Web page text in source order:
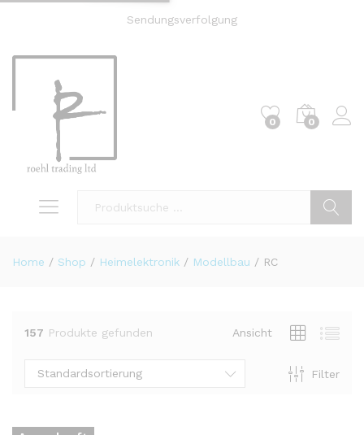
Sendungsverfolgung
0 0
Home / Shop / Heimelektronik / Modellbau / RC
157 Produkte gefunden Ansicht
Filter
Standardsortierung